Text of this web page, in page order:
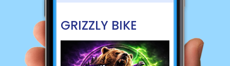
GRIZZLY BIKE